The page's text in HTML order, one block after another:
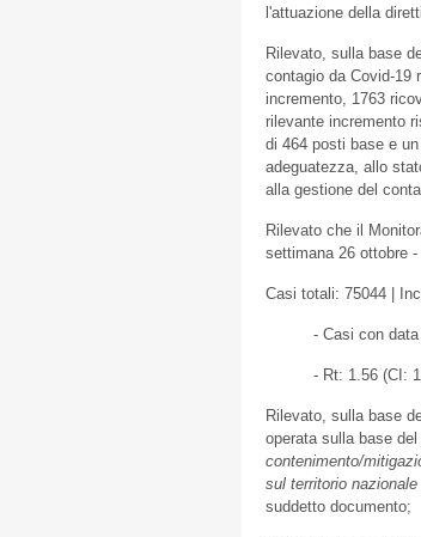
l'attuazione della
Rilevato, sulla base
contagio da Covid-19
incremento, 1763
rilevante incremento
di 464 posti base e
adeguatezza, allo
alla gestione del
Rilevato che il
settimana 26 ottobre
Casi totali: 75044 |
- Casi con
- Rt: 1.56 (CI:
Rilevato, sulla base
operata sulla base
contenimento/
sul territorio
suddetto documento;